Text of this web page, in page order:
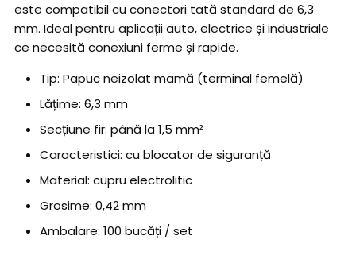
este compatibil cu conectori tată standard de 6,3
mm. Ideal pentru aplicații auto, electrice și industriale
ce necesită conexiuni ferme și rapide.
Tip: Papuc neizolat mamă (terminal femelă)
Lățime: 6,3 mm
Secțiune fir: până la 1,5 mm²
Caracteristici: cu blocator de siguranță
Material: cupru electrolitic
Grosime: 0,42 mm
Ambalare: 100 bucăți / set